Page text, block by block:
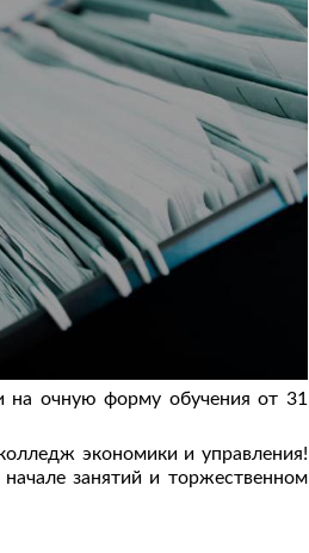
на очную форму обучения от 31
экономики и управления!
занятий и торжественном